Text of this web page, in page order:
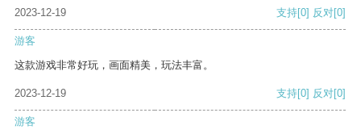
2023-12-19 支持[0] 反对[0]
游客
这款游戏非常好玩，画面精美，玩法丰富。
2023-12-19 支持[0] 反对[0]
游客